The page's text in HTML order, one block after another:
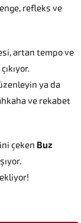
refleks ve
artan tempo ve
ya da
ve rekabet
çeken Buz